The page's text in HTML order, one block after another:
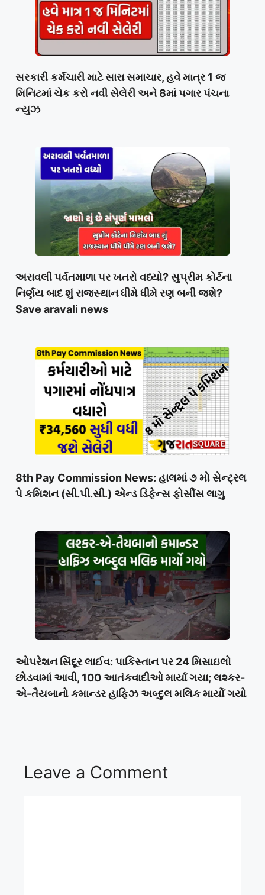
સરકારી કર્મચારી માટે સારા સમાચાર, હવે માત્ર 1 જ
મિનિટમાં ચેક કરો નવી સેલેરી અને 8માં પગાર પંચના
ન્યુઝ
અરાવલી પર્વતમાળા પર ખતરો વધ્યો? સુપ્રીમ કોર્ટના
નિર્ણય બાદ શું રાજસ્થાન ધીમે ધીમે રણ બની જશે?
Save aravali news
8th Pay Commission News: હાલમાં ૭ મો સેન્ટ્રલ
પે કમિશન (સી.પી.સી.) એન્ડ ડિફેન્સ ફોર્સીસ લાગુ
ઓપરેશન સિંદૂર લાઈવ: પાકિસ્તાન પર 24 મિસાઇલો
છોડવામાં આવી, 100 આતંકવાદીઓ માર્યા ગયા; લશ્કર-
એ-તૈયબાનો કમાન્ડર હાફિઝ અબ્દુલ મલિક માર્યો ગયો
Leave a Comment